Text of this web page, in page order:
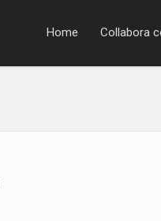
Home Collabora